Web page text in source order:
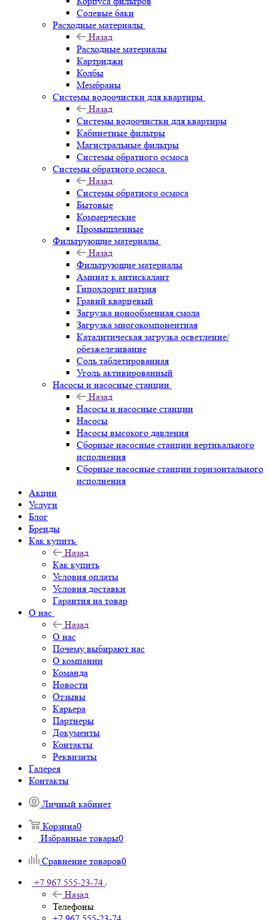
Солевые баки
Расходные материалы
Назад
Расходные материалы
Картриджи
Колбы
Мембраны
Системы водоочистки для квартиры
Назад
Системы водоочистки для квартиры
Кабинетные фильтры
Магистральные фильтры
Системы обратного осмоса
Системы обратного осмоса
Назад
Системы обратного осмоса
Бытовые
Коммерческие
Промышленные
Фильтрующие материалы
Назад
Фильтрующие материалы
Аминат к антискалант
Гипохлорит натрия
Гравий кварцевый
Загрузка ионообменная смола
Загрузка многокомпонентная
Каталитическая загрузка осветление/
обезжелезивание
Соль таблетированная
Уголь активированный
Насосы и насосные станции
Назад
Насосы и насосные станции
Насосы
Насосы высокого давления
Сборные насосные станции вертикального
исполнения
Сборные насосные станции горизонтального
исполнения
Акции
Услуги
Блог
Бренды
Как купить
Назад
Как купить
Условия оплаты
Условия доставки
Гарантия на товар
О нас
Назад
О нас
Почему выбирают нас
О компании
Команда
Новости
Отзывы
Карьера
Партнеры
Документы
Контакты
Реквизиты
Галерея
Контакты
Личный кабинет
Корзина0
Избранные товары0
Сравнение товаров0
+7 967 555-23-74
Назад
Телефоны